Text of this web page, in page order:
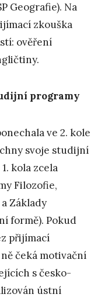
Geografie). Na
zkouška
ověření
programy
ve 2. kole
svoje studijní
kola zcela
Filozofie,
Základy
formě). Pokud
přijímací
čeká motivační
s česko-
ústní